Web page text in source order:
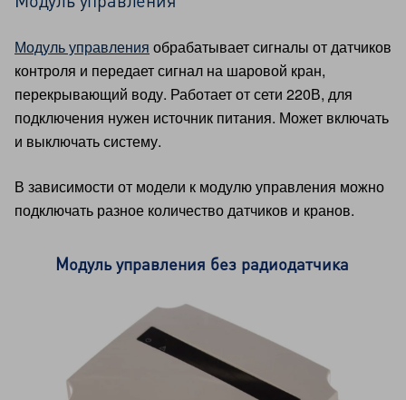
Модуль управления обрабатывает сигналы от датчиков
контроля и передает сигнал на шаровой кран,
перекрывающий воду. Работает от сети 220В, для
подключения нужен источник питания. Может включать
и выключать систему.
В зависимости от модели к модулю управления можно
подключать разное количество датчиков и кранов.
Модуль управления без радиодатчика